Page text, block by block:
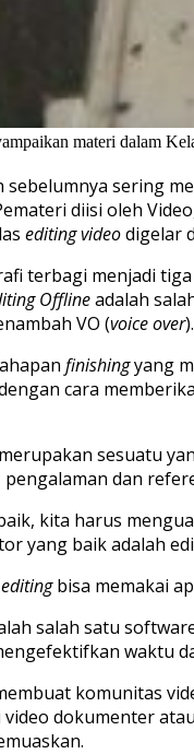
materi dalam
sebelumnya sering
diisi oleh
editing videodigelar
terbagi menjadi
Offlineadalah
VO (voice over).
finishingyang
cara
sesuatu
dan
kita harus
yang baik adalah
editingbisa memakai
salah satu
waktu
komunitas
dokumenter